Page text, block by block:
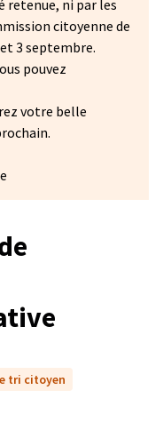
retenue, ni par les
citoyenne de
3 septembre.
pouvez
dans un nouvel onglet)
votre belle
tri citoyen